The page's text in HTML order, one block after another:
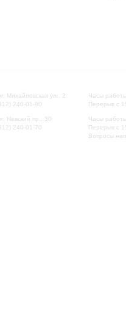
Михайловская ул., 2
240-01-80
Невский пр., 30
240-01-70
Часы
Перерыв с
Часы
Перерыв с
Вопросы